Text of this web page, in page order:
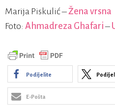
Marija Piskulić –Žena vrsna
Foto: Ahmadreza Ghafari–
Podijelite
E-Pošta